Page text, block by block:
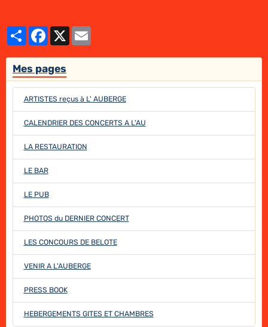
PartagerFacebook
Mes pages
ARTISTES reçus à L' AUBERGE
CALENDRIER DES CONCERTS A L'AU
LA RESTAURATION
LE BAR
LE PUB
PHOTOS du DERNIER CONCERT
LES CONCOURS DE BELOTE
VENIR A L'AUBERGE
PRESS BOOK
HEBERGEMENTS GITES ET CHAMBRES